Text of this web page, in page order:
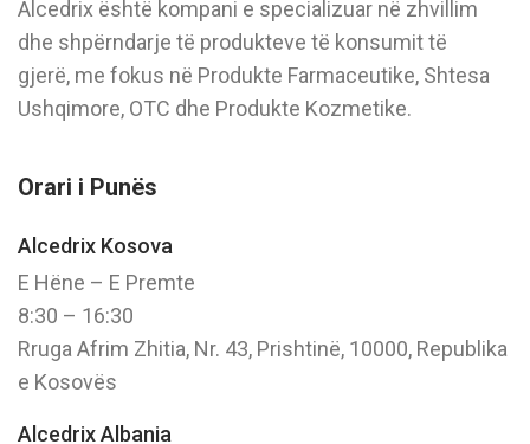
Alcedrix është kompani e specializuar në zhvillim
dhe shpërndarje të produkteve të konsumit të
gjerë, me fokus në Produkte Farmaceutike, Shtesa
Ushqimore, OTC dhe Produkte Kozmetike.
Orari i Punës
Alcedrix Kosova
E Hëne – E Premte
8:30 – 16:30
Rruga Afrim Zhitia, Nr. 43, Prishtinë, 10000, Republika
e Kosovës
Alcedrix Albania